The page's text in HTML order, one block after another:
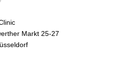
Markt 25-27